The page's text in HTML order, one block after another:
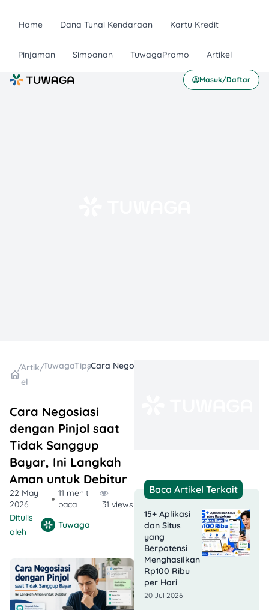
Home Dana Tunai Kendaraan Kartu Kredit
Pinjaman Simpanan TuwagaPromo Artikel
Masuk/Daftar
/Artik
el
/TuwagaTips
/
Cara Negosiasi
dengan Pinjol saat
Tidak Sanggup
Bayar, Ini Langkah
Aman untuk Debitur
22 May
2026
11 menit
baca
31 views
Ditulis
oleh
Tuwaga
Baca Artikel Terkait
15+ Aplikasi
dan Situs
yang
Berpotensi
Menghasilkan
Rp100 Ribu
per Hari
20 Jul 2026